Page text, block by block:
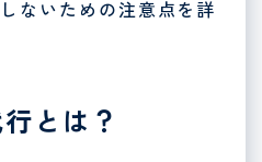
ないための注意点を詳
とは？